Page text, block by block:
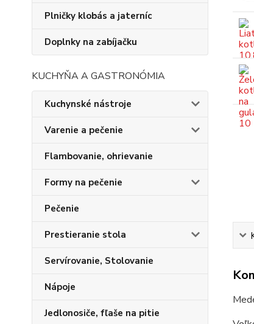
Plničky klobás a jaterníc
Doplnky na zabíjačku
KUCHYŇA A GASTRONÓMIA
Kuchynské nástroje
Varenie a pečenie
Flambovanie, ohrievanie
Formy na pečenie
Pečenie
Prestieranie stola
Servírovanie, Stolovanie
Nápoje
Jedlonosiče, fľaše na pitie